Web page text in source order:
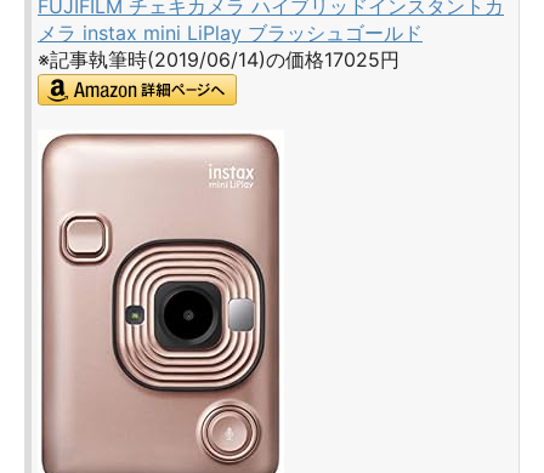
FUJIFILM チェキカメラ ハイブリッドインスタントカ
メラ instax mini LiPlay ブラッシュゴールド
※記事執筆時(2019/06/14)の価格17025円